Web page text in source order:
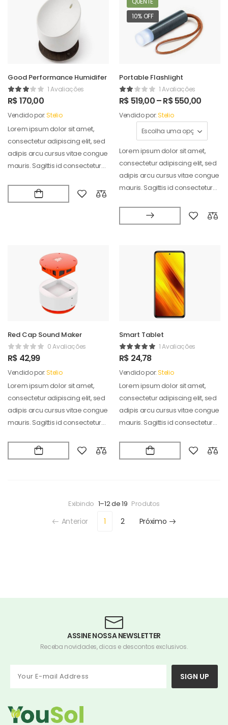
Good Performance Humidifer
1 Avaliações
R$170,00
Vendido por:Stelio
Lorem ipsum dolor sit amet,
consectetur adipiscing elit, sed
adipis arcu cursus vitae congue
mauris. Sagittis id consectetur
10% OFF
Portable Flashlight
1 Avaliações
R$ 519,00–R$550,00
Vendido por:Stelio
Lorem ipsum dolor sit amet,
consectetur adipiscing elit, sed
adipis arcu cursus vitae congue
mauris. Sagittis id consectetur
Red Cap Sound Maker
0 Avaliações
R$ 42,99
Vendido por:Stelio
Lorem ipsum dolor sit amet,
consectetur adipiscing elit, sed
adipis arcu cursus vitae congue
mauris. Sagittis id consectetur
Smart Tablet
1 Avaliações
R$ 24,78
Vendido por:Stelio
Lorem ipsum dolor sit amet,
consectetur adipiscing elit, sed
adipis arcu cursus vitae congue
mauris. Sagittis id consectetur
Exibindo 1–12 de 19 Produtos
Anterior 1 2 Próximo
ASSINE NOSSA NEWSLETTER
Receba novidades, dicas e descontos exclusivos.
SIGN UP